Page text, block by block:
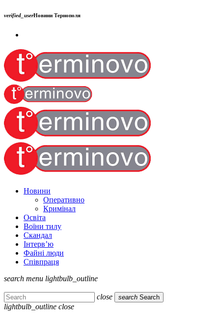
verified_userНовини Тернополя
Новини
Оперативно
Кримінал
Освіта
Воїни тилу
Скандал
Інтерв’ю
Файні люди
Співпраця
search menu lightbulb_outline
close search Search
lightbulb_outline close